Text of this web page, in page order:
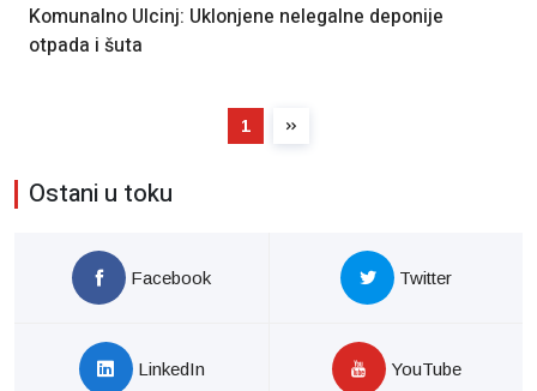
Komunalno Ulcinj: Uklonjene nelegalne deponije
otpada i šuta
1
Ostani u toku
Facebook Twitter
LinkedIn YouTube